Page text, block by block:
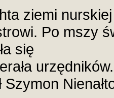
ziemi
Po mszy
się
Szymon